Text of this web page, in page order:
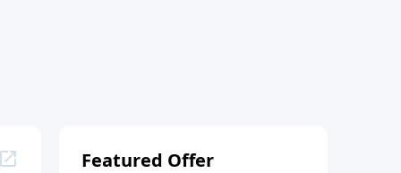
Featured Offer